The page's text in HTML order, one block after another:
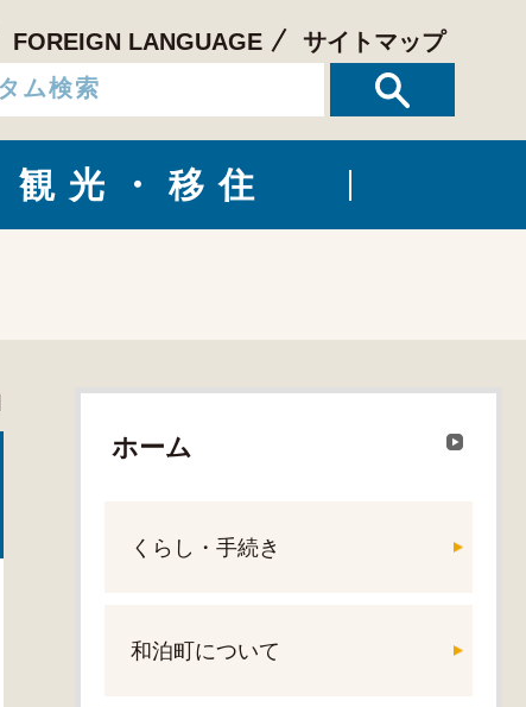
FOREIGN LANGUAGE サイトマップ
観光・移住
ホーム
くらし・手続き
和泊町について